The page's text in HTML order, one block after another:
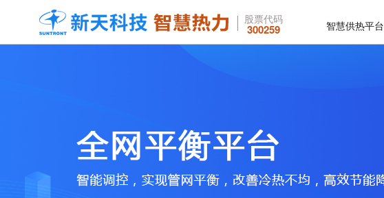
股票代码
300259 智慧供热平台